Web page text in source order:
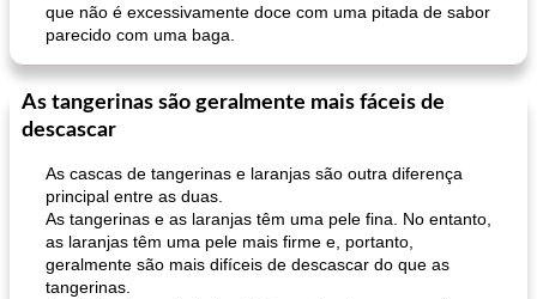
que não é excessivamente doce com uma pitada de sabor
parecido com uma baga.
As tangerinas são geralmente mais fáceis de
descascar
As cascas de tangerinas e laranjas são outra diferença
principal entre as duas.
As tangerinas e as laranjas têm uma pele fina. No entanto,
as laranjas têm uma pele mais firme e, portanto,
geralmente são mais difíceis de descascar do que as
tangerinas.